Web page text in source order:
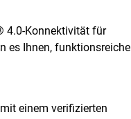
4.0-Konnektivität für
es Ihnen, funktionsreiche
einem verifizierten